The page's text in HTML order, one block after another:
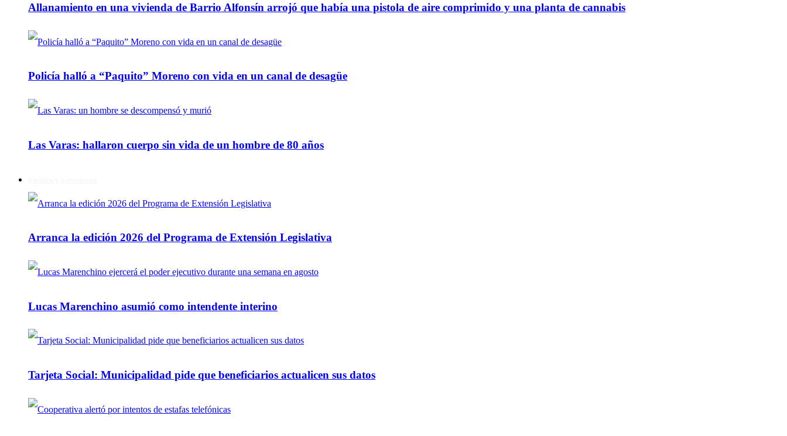
Allanamiento en una vivienda de Barrio Alfonsín arrojó que había una pistola de aire comprimido y una planta de cannabis
Policía halló a “Paquito” Moreno con vida en un canal de desagüe
Las Varas: hallaron cuerpo sin vida de un hombre de 80 años
Arranca la edición 2026 del Programa de Extensión Legislativa
Lucas Marenchino asumió como intendente interino
Tarjeta Social: Municipalidad pide que beneficiarios actualicen sus datos